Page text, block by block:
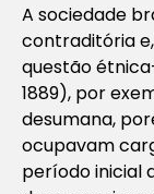
A sociedade
contraditória
questão
1889), por
desumana,
ocupavam
período inicial